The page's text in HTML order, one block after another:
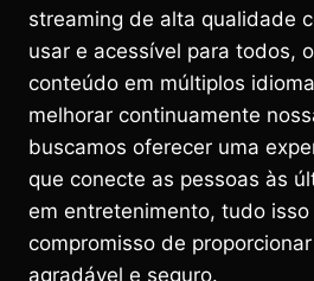
streaming de alta qualidade
usar e acessível para todos,
conteúdo em múltiplos
melhorar continuamente
buscamos oferecer uma
que conecte as pessoas às
em entretenimento, tudo isso
compromisso de
agradável e seguro.